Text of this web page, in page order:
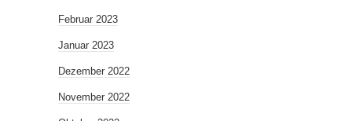
Februar 2023
Januar 2023
Dezember 2022
November 2022